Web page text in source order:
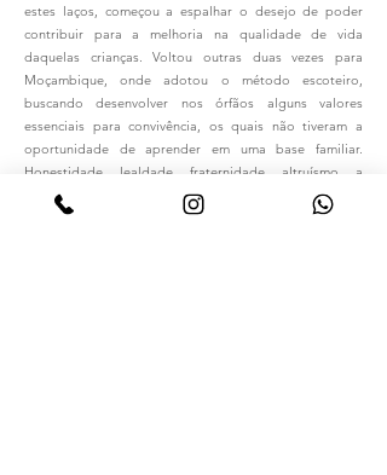
estes laços, começou a espalhar o desejo de poder
contribuir para a melhoria na qualidade de vida
daquelas crianças. Voltou outras duas vezes para
Moçambique, onde adotou o método escoteiro,
buscando desenvolver nos órfãos alguns valores
essenciais para convivência, os quais não tiveram a
oportunidade de aprender em uma base familiar.
Honestidade, lealdade, fraternidade, altruísmo, a
cortesia e a pureza de propósitos, além do respeito à
natureza e à vida. Embasar crianças para que se